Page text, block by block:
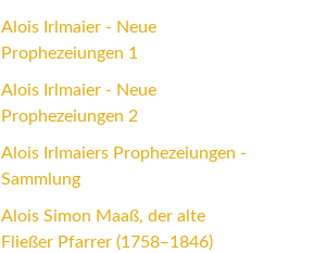
Alois Irlmaier - Neue
Prophezeiungen 1
Alois Irlmaier - Neue
Prophezeiungen 2
Alois Irlmaiers Prophezeiungen -
Sammlung
Alois Simon Maaß, der alte
Fließer Pfarrer (1758–1846)